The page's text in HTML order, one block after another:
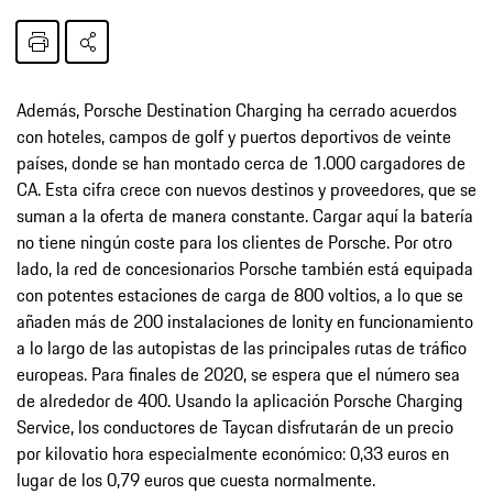
Además, Porsche Destination Charging ha cerrado acuerdos
con hoteles, campos de golf y puertos deportivos de veinte
países, donde se han montado cerca de 1.000 cargadores de
CA. Esta cifra crece con nuevos destinos y proveedores, que se
suman a la oferta de manera constante. Cargar aquí la batería
no tiene ningún coste para los clientes de Porsche. Por otro
lado, la red de concesionarios Porsche también está equipada
con potentes estaciones de carga de 800 voltios, a lo que se
añaden más de 200 instalaciones de Ionity en funcionamiento
a lo largo de las autopistas de las principales rutas de tráfico
europeas. Para finales de 2020, se espera que el número sea
de alrededor de 400. Usando la aplicación Porsche Charging
Service, los conductores de Taycan disfrutarán de un precio
por kilovatio hora especialmente económico: 0,33 euros en
lugar de los 0,79 euros que cuesta normalmente.